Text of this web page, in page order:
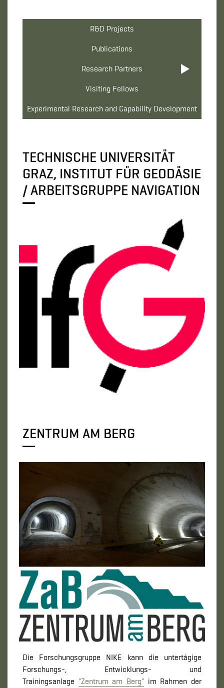
R&D Projects
Publications
Research Partners
Visiting Fellows
Experimental Research and Capability Development
TECHNISCHE UNIVERSITÄT
GRAZ, INSTITUT FÜR GEODÄSIE
/ ARBEITSGRUPPE NAVIGATION
ZENTRUM AM BERG
Die Forschungsgruppe NIKE kann die untertägige
Forschungs-, Entwicklungs- und
Trainingsanlage "Zentrum am Berg" im Rahmen der